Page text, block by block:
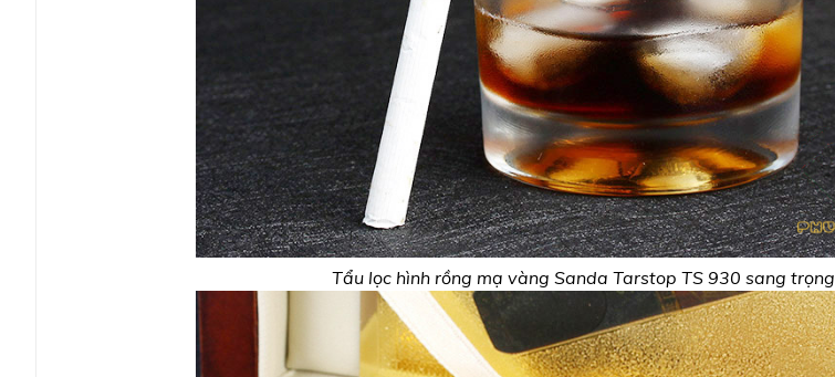
Tẩu lọc hình rồng mạ vàng Sanda Tarstop TS 930 sang trọng